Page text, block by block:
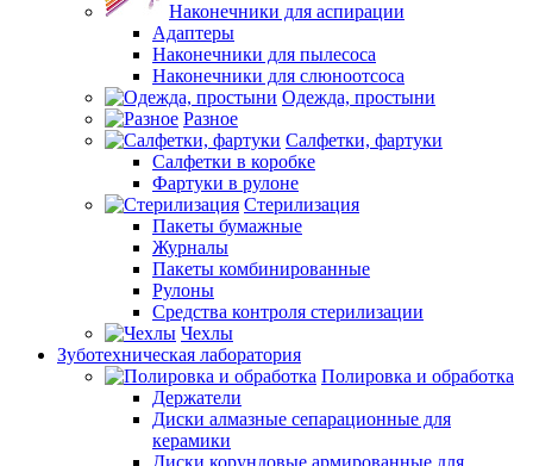
Наконечники для аспирации
Адаптеры
Наконечники для пылесоса
Наконечники для слюноотсоса
Одежда, простыни
Разное
Салфетки, фартуки
Салфетки в коробке
Фартуки в рулоне
Стерилизация
Пакеты бумажные
Журналы
Пакеты комбинированные
Рулоны
Средства контроля стерилизации
Чехлы
Зуботехническая лаборатория
Полировка и обработка
Держатели
Диски алмазные сепарационные для
керамики
Диски корундовые армированные для